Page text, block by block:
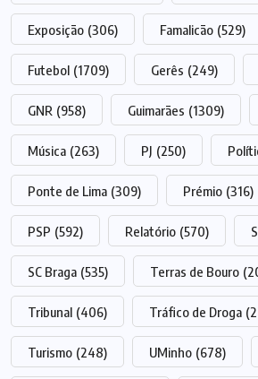
Exposição (306) Famalicão (529)
Futebol (1709) Gerês (249)
GNR (958) Guimarães (1309)
Música (263) PJ (250)
Ponte de Lima (309) Prémio (316)
PSP (592) Relatório (570)
SC Braga (535) Terras de Bouro
Tribunal (406) Tráfico de Droga
Turismo (248) UMinho (678)